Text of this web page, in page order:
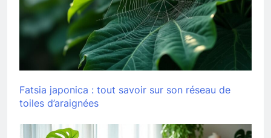
Fatsia japonica : tout savoir sur son réseau de
toiles d’araignées